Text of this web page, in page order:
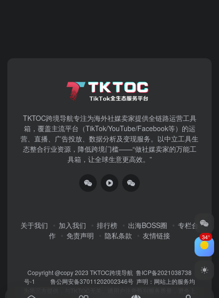
TKTOC跨境导航​专注为海外社媒卖家提供全链路运营工具
箱，覆盖主流平台（TikTok/YouTube/Facebook等）​的运
营、直播、广告投放、数据分析及变现服务。以中立工具生
态整合行业资源，降低跨境门槛——“做社媒卖家的万能工
具箱，让全球生意更高效。”
关于我们 加入我们 排行榜 出海BOSS圈
专栏合
作
免责声明 隐私条款 友情链接
Copyright @copy 2023 TKTOC跨境导航 鲁ICP备2021038738
号-1
鲁公网安备37011202002346号 声明：网站上的服务均
34°